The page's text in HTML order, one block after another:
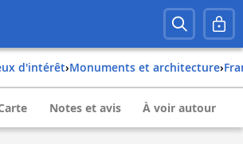
d'intérêt› Monuments et architecture›
Notes et avis À voir autour